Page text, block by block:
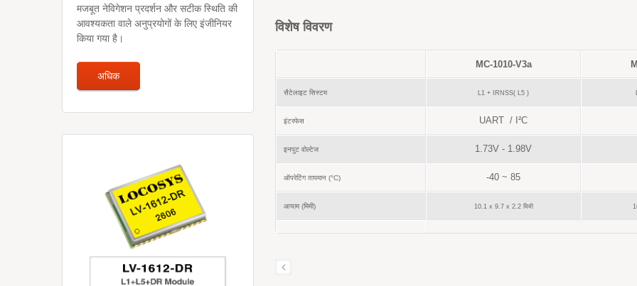
मजबूत नेविगेशन प्रदर्शन और सटीक स्थिति की
आवश्यकता वाले अनुप्रयोगों के लिए इंजीनियर
किया गया है।
अधिक
विशेष विवरण
MC-1010-V3a
सैटेलाइट सिस्टम L1 + IRNSS( L5 )
इंटरफेस UART / I²C
इनपुट वोल्टेज 1.73V - 1.98V
ऑपरेटिंग तापमान (°C) -40 ~ 85
आयाम (मिमी) 10.1 x 9.7 x 2.2 मिमी